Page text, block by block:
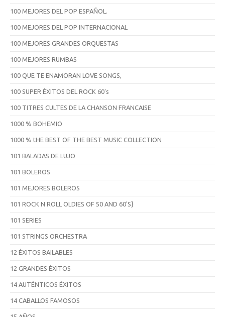
100 MEJORES DEL POP ESPAÑOL.
100 MEJORES DEL POP INTERNACIONAL
100 MEJORES GRANDES ORQUESTAS
100 MEJORES RUMBAS
100 QUE TE ENAMORAN LOVE SONGS,
100 SUPER ÉXITOS DEL ROCK 60's
100 TITRES CULTES DE LA CHANSON FRANCAISE
1000 % BOHEMIO
1000 % tHE BEST OF THE BEST MUSIC COLLECTION
101 BALADAS DE LUJO
101 BOLEROS
101 MEJORES BOLEROS
101 ROCK N ROLL OLDIES OF 50 AND 60'S}
101 SERIES
101 STRINGS ORCHESTRA
12 ÉXITOS BAILABLES
12 GRANDES ÉXITOS
14 AUTÉNTICOS ÉXITOS
14 CABALLOS FAMOSOS